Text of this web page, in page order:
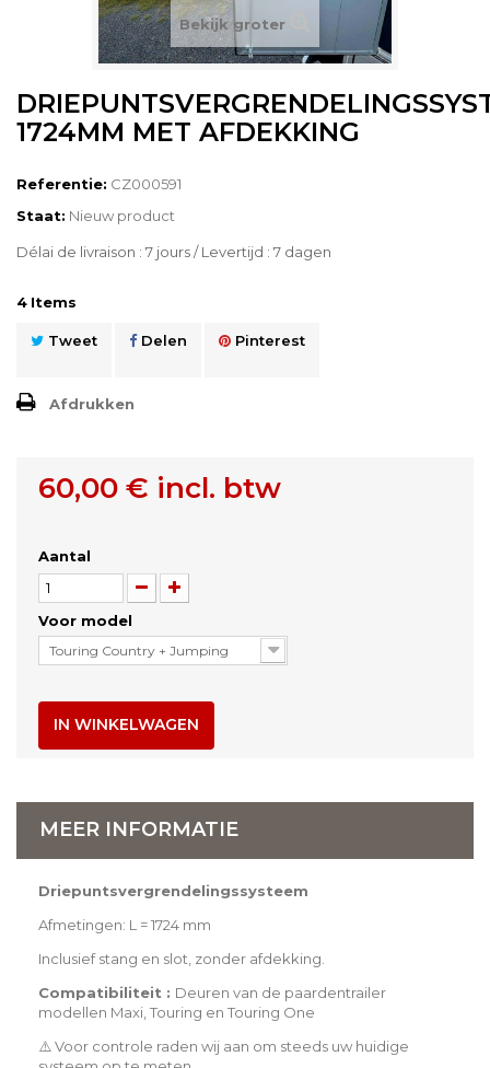
Bekijk groter
1724MM MET AFDEKKING
Referentie: CZ000591
Staat: Nieuw product
Délai de livraison : 7 jours / Levertijd : 7 dagen
4 Items
Tweet Delen Pinterest
Afdrukken
60,00 € incl. btw
Aantal
Voor model
Touring Country + Jumping
IN WINKELWAGEN
MEER INFORMATIE
Driepuntsvergrendelingssysteem
Afmetingen: L = 1724 mm
Inclusief stang en slot, zonder afdekking.
Compatibiliteit : Deuren van de paardentrailer
modellen Maxi, Touring en Touring One
⚠️ Voor controle raden wij aan om steeds uw huidige